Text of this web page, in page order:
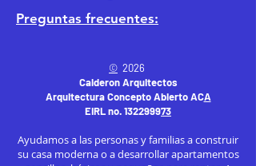
Preguntas frecuentes:
© 2026
Calderon Arquitectos
Arquitectura Concepto Abierto ACA
EIRL no.132299973
Ayudamos a las personas y familias a construir
su casa moderna o a desarrollar apartamentos